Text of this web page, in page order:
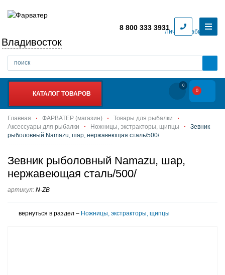
Личный кабинет
Владивосток
8 800 333 3931
КАТАЛОГ ТОВАРОВ
0
0
Главная ФАРВАТЕР (магазин)
Товары для рыбалки
Аксессуары для рыбалки
Ножницы, экстракторы, щипцы
Зевник
рыболовный Namazu, шар, нержавеющая сталь/500/
Зевник рыболовный Namazu, шар,
нержавеющая сталь/500/
артикул: N-ZB
вернуться в раздел – Ножницы, экстракторы, щипцы